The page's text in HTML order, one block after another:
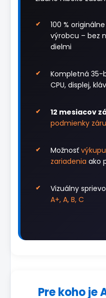
100 %
výrobcu – bez
dielmi
Kompletná 35-
CPU, displej,
12 mesiacov
podmienky
Možnosť
zariadenia ako
Vizuálny
A+, A, B, C
Pre koho je